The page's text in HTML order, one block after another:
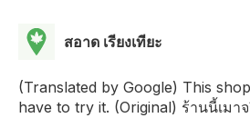
สอาด เรียงเทียะ
(Translated by Google) This
have to try it. (Original) ร้านนี้เมา